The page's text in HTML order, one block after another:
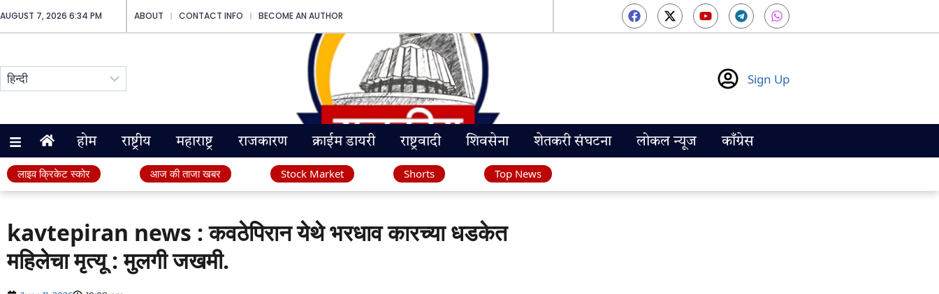
AUGUST 7, 2026 6:34 PM ABOUT CONTACT INFO BECOME AN AUTHOR
Sign Up
होम राष्ट्रीय महाराष्ट्र राजकारण क्राईम डायरी राष्ट्रवादी शिवसेना शेतकरी संघटना लोकल न्यूज काँग्रेस
लाइव क्रिकेट स्कोर आज की ताजा खबर Stock Market Shorts Top News
kavtepiran news : कवठेपिरान येथे भरधाव कारच्या धडकेत
महिलेचा मृत्यू : मुलगी जखमी.